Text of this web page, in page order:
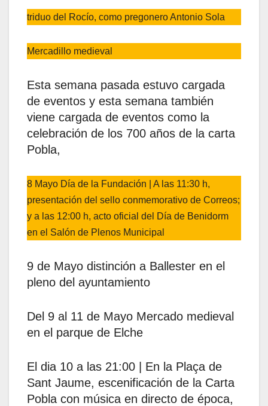
triduo del Rocío, como pregonero Antonio Sola
Mercadillo medieval
Esta semana pasada estuvo cargada
de eventos y esta semana también
viene cargada de eventos como la
celebración de los 700 años de la carta
Pobla,
8 Mayo Día de la Fundación | A las 11:30 h,
presentación del sello conmemorativo de Correos;
y a las 12:00 h, acto oficial del Día de Benidorm
en el Salón de Plenos Municipal
9 de Mayo distinción a Ballester en el
pleno del ayuntamiento
Del 9 al 11 de Mayo Mercado medieval
en el parque de Elche
El dia 10 a las 21:00 | En la Plaça de
Sant Jaume, escenificación de la Carta
Pobla con música en directo de época,